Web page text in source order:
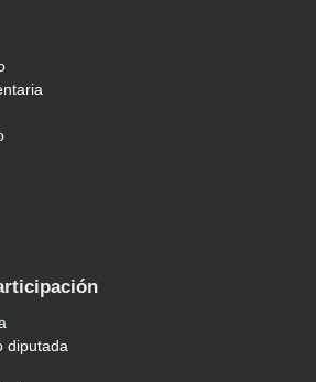
diputada